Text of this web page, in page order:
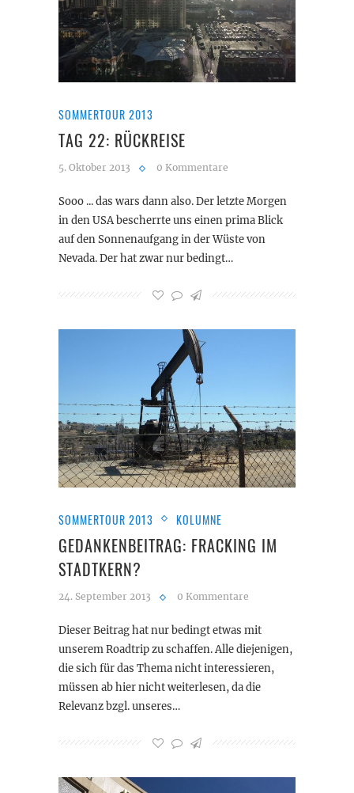
SOMMERTOUR 2013
TAG 22: RÜCKREISE
5. Oktober 2013 0 Kommentare
Sooo ... das wars dann also. Der letzte Morgen
in den USA bescherrte uns einen prima Blick
auf den Sonnenaufgang in der Wüste von
Nevada. Der hat zwar nur bedingt…
SOMMERTOUR 2013 KOLUMNE
GEDANKENBEITRAG: FRACKING IM
STADTKERN?
24. September 2013 0 Kommentare
Dieser Beitrag hat nur bedingt etwas mit
unserem Roadtrip zu schaffen. Alle diejenigen,
die sich für das Thema nicht interessieren,
müssen ab hier nicht weiterlesen, da die
Relevanz bzgl. unseres…